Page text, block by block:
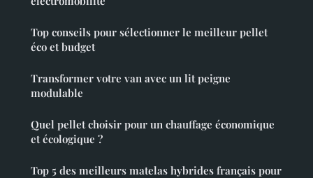
Top conseils pour sélectionner le meilleur pellet
éco et budget
Transformer votre van avec un lit peigne
modulable
Quel pellet choisir pour un chauffage économique
et écologique ?
Top 5 des meilleurs matelas hybrides français pour